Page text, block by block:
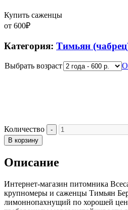
Купить саженцы
от 600₽
Категория: Тимьян
Выбрать возраст
Количество
В корзину
Описание
Интернет-магазин питомника
крупномеры и саженцы Тимьян
лимоннопахнущий по хорошей